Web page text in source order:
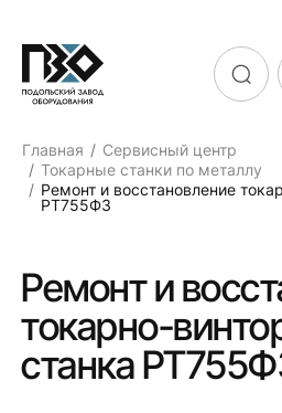
Главная
Сервисный центр
Токарные станки по металлу
Ремонт и восстановление
РТ755Ф3
Ремонт и
токарно-
станка